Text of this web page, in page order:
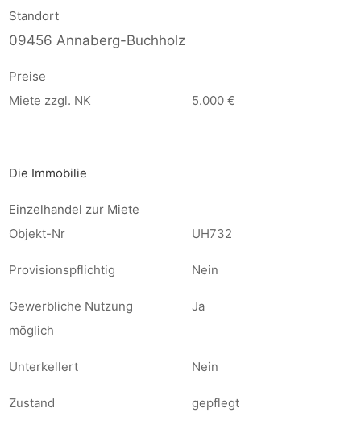
Standort
09456 Annaberg-Buchholz
Preise
Miete zzgl. NK
5.000 €
Die Immobilie
Einzelhandel zur Miete
Objekt-Nr
UH732
Provisionspflichtig Nein
Gewerbliche Nutzung
möglich
Ja
Unterkellert Nein
Zustand gepflegt